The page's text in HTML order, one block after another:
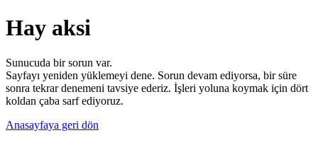
Hay aksi
Sunucuda bir sorun var.
Sayfayı yeniden yüklemeyi dene. Sorun devam ediyorsa, bir süre
sonra tekrar denemeni tavsiye ederiz. İşleri yoluna koymak için dört
koldan çaba sarf ediyoruz.
Anasayfaya geri dön